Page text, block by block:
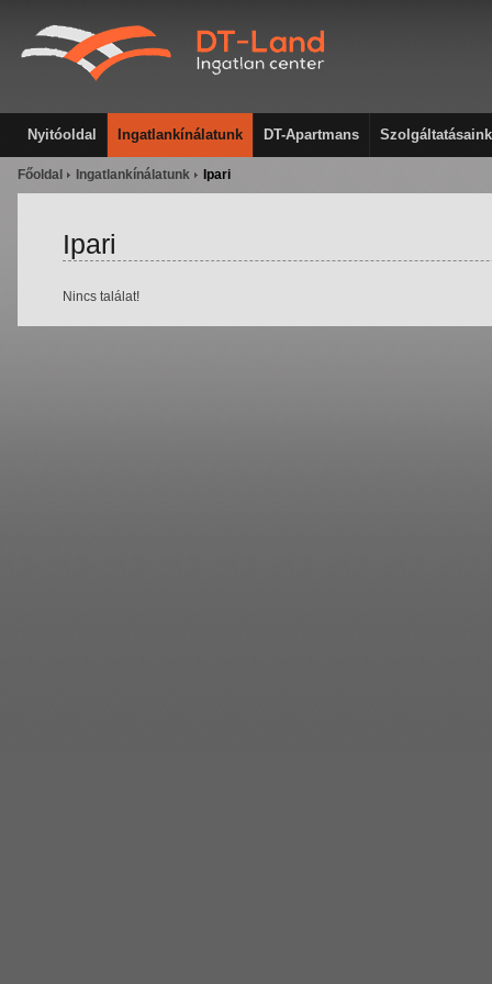
Nyitóoldal Ingatlankínálatunk DT-Apartmans Szolgáltatásaink
Főoldal Ingatlankínálatunk Ipari
Ipari
Nincs találat!